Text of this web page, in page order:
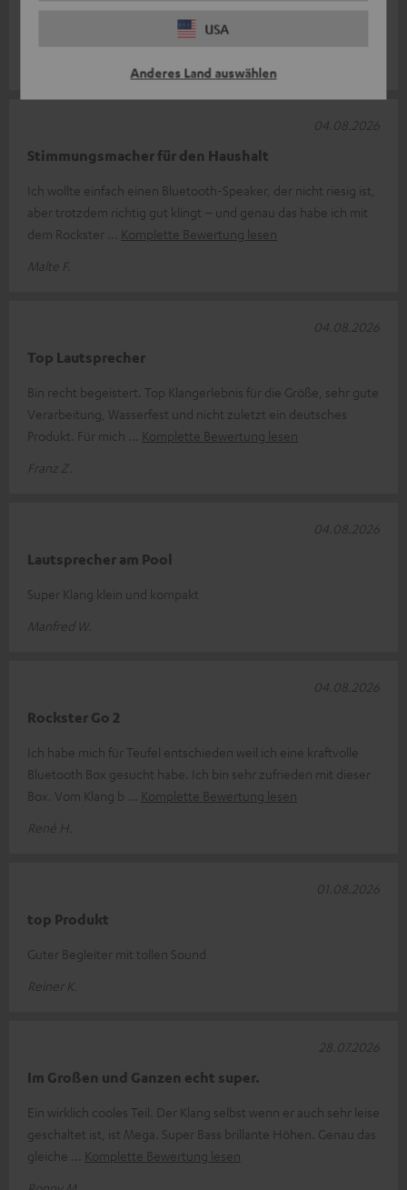
USA
Anderes Land auswählen
Komplette Bewertung lesen
Stimmungsmacher für den Haushalt
Ich wollte einfach einen Bluetooth-Speaker, der nicht riesig ist,
aber trotzdem richtig gut klingt – und genau das habe ich mit
dem Rockster
Komplette Bewertung lesen
Malte F.
04.08.2026
Top Lautsprecher
Bin recht begeistert. Top Klangerlebnis für die Größe, sehr gute
Verarbeitung, Wasserfest und nicht zuletzt ein deutsches
Produkt. Für mich
Komplette Bewertung lesen
Franz Z.
04.08.2026
Lautsprecher am Pool
Super Klang klein und kompakt
Manfred W.
04.08.2026
Rockster Go 2
Ich habe mich für Teufel entschieden weil ich eine kraftvolle
Bluetooth Box gesucht habe. Ich bin sehr zufrieden mit dieser
Box. Vom Klang b
Komplette Bewertung lesen
René H.
04.08.2026
top Produkt
Guter Begleiter mit tollen Sound
Reiner K.
01.08.2026
Im Großen und Ganzen echt super.
Ein wirklich cooles Teil. Der Klang selbst wenn er auch sehr leise
geschaltet ist, ist Mega. Super Bass brillante Höhen. Genau das
gleiche
Komplette Bewertung lesen
28.07.2026